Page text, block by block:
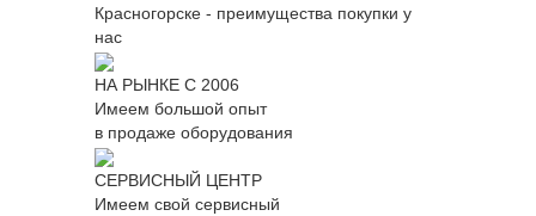
Красногорске - преимущества покупки у
нас
НА РЫНКЕ С 2006
Имеем большой опыт
в продаже оборудования
СЕРВИСНЫЙ ЦЕНТР
Имеем свой сервисный